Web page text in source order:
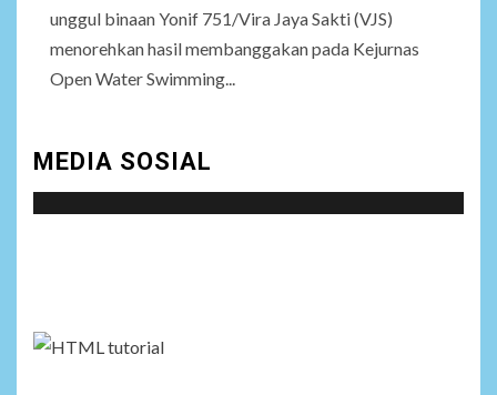
unggul binaan Yonif 751/Vira Jaya Sakti (VJS)
menorehkan hasil membanggakan pada Kejurnas
Open Water Swimming...
MEDIA SOSIAL
8
NEWS
Istri AKP Padlun Alfitri Minta
Perlindungan Hukum,
Satreskrim Polres Batu Bara